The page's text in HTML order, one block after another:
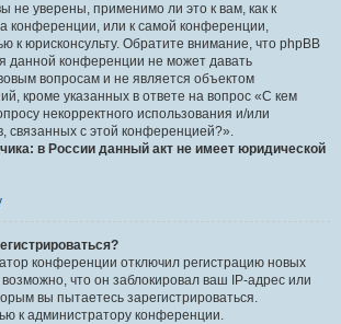
не уверены, применимо ли это к вам, как к
конференции, или к самой конференции,
к юрисконсульту. Обратите внимание, что phpBB
данной конференции не может давать
вопросам и не является объектом
кроме указанных в ответе на вопрос «С кем
некорректного использования и/или
связанных с этой конференцией?».
в России данный акт не имеет юридической
конференции отключил регистрацию новых
что он заблокировал ваш IP-адрес или
вы пытаетесь зарегистрироваться.
к администратору конференции.